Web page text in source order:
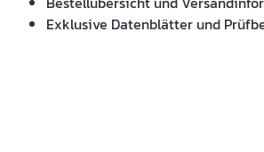
Exklusive Datenblätter und